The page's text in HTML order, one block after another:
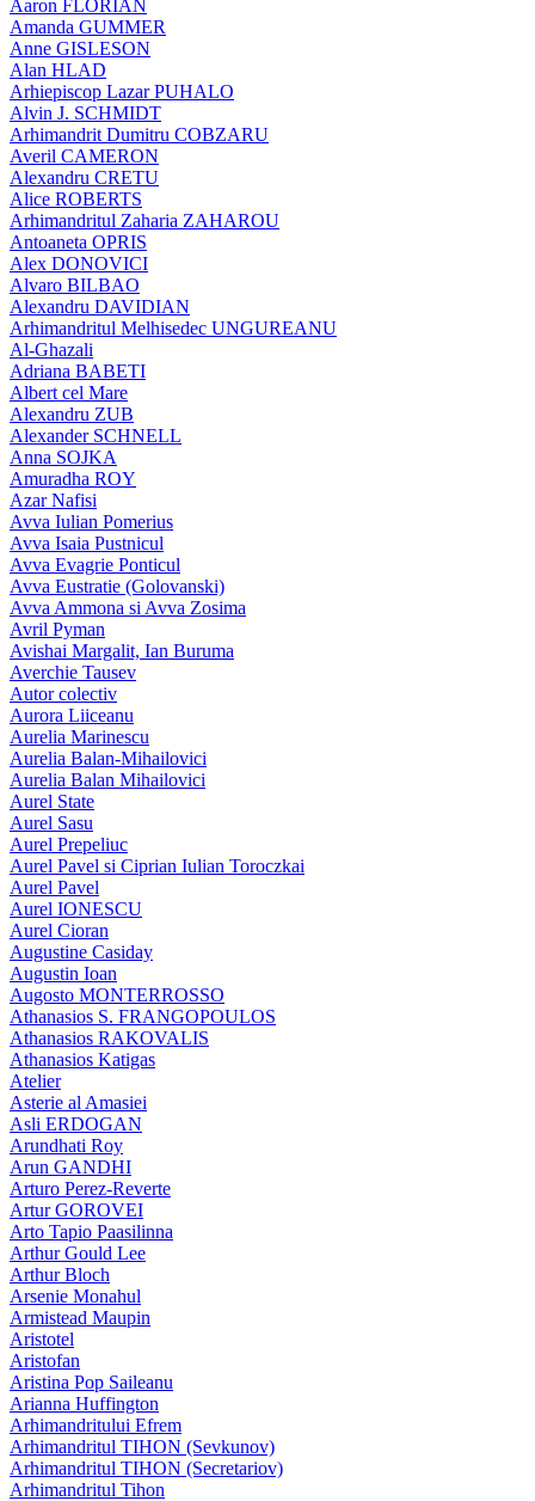
Aaron FLORIAN
Amanda GUMMER
Anne GISLESON
Alan HLAD
Arhiepiscop Lazar PUHALO
Alvin J. SCHMIDT
Arhimandrit Dumitru COBZARU
Averil CAMERON
Alexandru CRETU
Alice ROBERTS
Arhimandritul Zaharia ZAHAROU
Antoaneta OPRIS
Alex DONOVICI
Alvaro BILBAO
Alexandru DAVIDIAN
Arhimandritul Melhisedec UNGUREANU
Al-Ghazali
Adriana BABETI
Albert cel Mare
Alexandru ZUB
Alexander SCHNELL
Anna SOJKA
Amuradha ROY
Azar Nafisi
Avva Iulian Pomerius
Avva Isaia Pustnicul
Avva Evagrie Ponticul
Avva Eustratie (Golovanski)
Avva Ammona si Avva Zosima
Avril Pyman
Avishai Margalit, Ian Buruma
Averchie Tausev
Autor colectiv
Aurora Liiceanu
Aurelia Marinescu
Aurelia Balan-Mihailovici
Aurelia Balan Mihailovici
Aurel State
Aurel Sasu
Aurel Prepeliuc
Aurel Pavel si Ciprian Iulian Toroczkai
Aurel Pavel
Aurel IONESCU
Aurel Cioran
Augustine Casiday
Augustin Ioan
Augosto MONTERROSSO
Athanasios S. FRANGOPOULOS
Athanasios RAKOVALIS
Athanasios Katigas
Atelier
Asterie al Amasiei
Asli ERDOGAN
Arundhati Roy
Arun GANDHI
Arturo Perez-Reverte
Artur GOROVEI
Arto Tapio Paasilinna
Arthur Gould Lee
Arthur Bloch
Arsenie Monahul
Armistead Maupin
Aristotel
Aristofan
Aristina Pop Saileanu
Arianna Huffington
Arhimandritului Efrem
Arhimandritul TIHON (Sevkunov)
Arhimandritul TIHON (Secretariov)
Arhimandritul Tihon